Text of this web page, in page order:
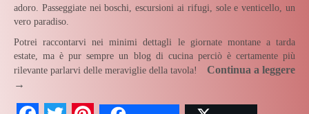
adoro. Passeggiate nei boschi, escursioni ai rifugi, sole e venticello, un
vero paradiso.
Potrei raccontarvi nei minimi dettagli le giornate montane a tarda
estate, ma è pur sempre un blog di cucina perciò è certamente più
rilevante parlarvi delle meraviglie della tavola!
Continua a leggere
→